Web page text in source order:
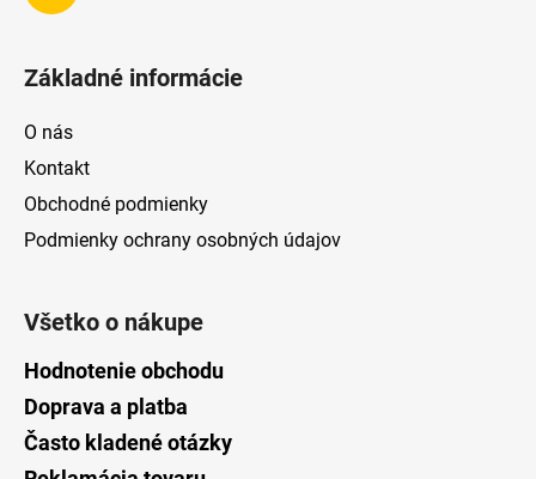
Základné informácie
O nás
Kontakt
Obchodné podmienky
Podmienky ochrany osobných údajov
Všetko o nákupe
Hodnotenie obchodu
Doprava a platba
Často kladené otázky